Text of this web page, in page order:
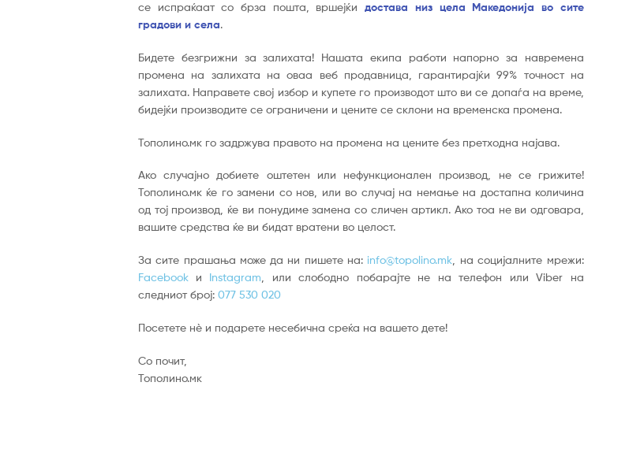
се испраќаат со брза пошта, вршејќи достава низ цела Македонија во сите
градови и села.
Бидете безгрижни за залихата! Нашата екипа работи напорно за навремена
промена на залихата на оваа веб продавница, гарантирајќи 99% точност на
залихата. Направете свој избор и купете го производот што ви се допаѓа на време,
бидејќи производите се ограничени и цените се склони на временска промена.
Тополино.мк го задржува правото на промена на цените без претходна најава.
Ако случајно добиете оштетен или нефункционален производ, не се грижите!
Тополино.мк ќе го замени со нов, или во случај на немање на достапна количина
од тој производ, ќе ви понудиме замена со сличен артикл. Ако тоа не ви одговара,
вашите средства ќе ви бидат вратени во целост.
За сите прашања може да ни пишете на: info@topolino.mk , на социјалните мрежи:
Facebook и Instagram , или слободно побарајте не на телефон или Viber на
следниот број: 077 530 020
Посетете нè и подарете несебична среќа на вашето дете!
Со почит,
Тополино.мк